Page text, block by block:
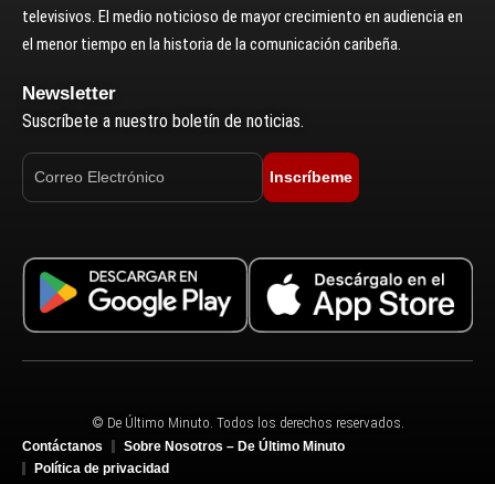
televisivos. El medio noticioso de mayor crecimiento en audiencia en
el menor tiempo en la historia de la comunicación caribeña.
Newsletter
Suscríbete a nuestro boletín de noticias.
Inscríbeme
© De Último Minuto. Todos los derechos reservados.
Contáctanos
Sobre Nosotros – De Último Minuto
Política de privacidad